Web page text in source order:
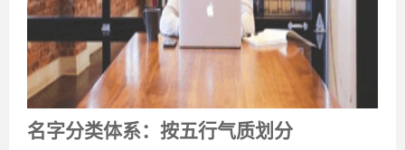
名字分类体系：按五行气质划分